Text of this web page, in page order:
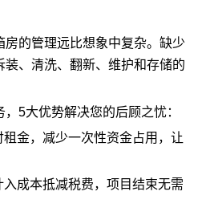
房的管理远比想象中复杂。缺少
装、清洗、翻新、维护和存储的
5大优势解决您的后顾之忧：
金，减少一次性资金占用，让
入成本抵减税费，项目结束无需